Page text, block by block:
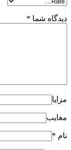
دیدگاه شما *
مزایا
معایب
نام *